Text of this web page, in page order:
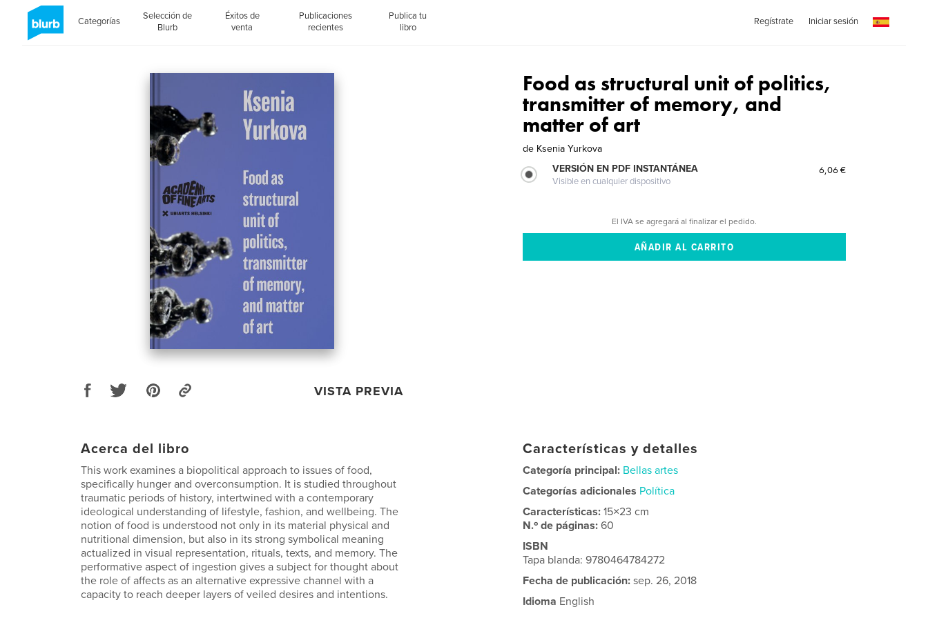
Categorías
Selección de
Blurb
Éxitos de
venta
Publicaciones
recientes
Publica tu
libro
Regístrate Iniciar sesión
VISTA PREVIA
Food as structural unit of politics,
transmitter of memory, and
matter of art
de Ksenia Yurkova
VERSIÓN EN PDF INSTANTÁNEA
Visible en cualquier dispositivo
6,06 €
El IVA se agregará al finalizar el pedido.
Acerca del libro
This work examines a biopolitical approach to issues of food,
specifically hunger and overconsumption. It is studied throughout
traumatic periods of history, intertwined with a contemporary
ideological understanding of lifestyle, fashion, and wellbeing. The
notion of food is understood not only in its material physical and
nutritional dimension, but also in its strong symbolical meaning
actualized in visual representation, rituals, texts, and memory. The
performative aspect of ingestion gives a subject for thought about
the role of affects as an alternative expressive channel with a
capacity to reach deeper layers of veiled desires and intentions.
Características y detalles
Categoría principal: Bellas artes
Categorías adicionales Política
Características:15×23 cm
N.º de páginas:60
ISBN
Tapa blanda: 9780464784272
Fecha de publicación: sep. 26, 2018
Idioma English